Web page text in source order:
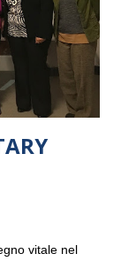
vitale nel